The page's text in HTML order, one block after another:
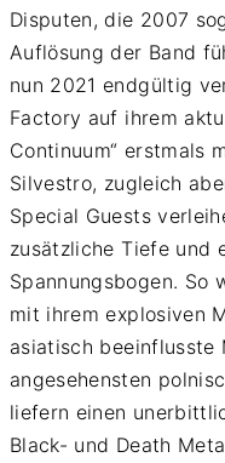
Disputen, die 2007
Auflösung der Band
nun 2021 endgültig
Factory auf ihrem
Continuum“ erstmals
Silvestro, zugleich
Special Guests
zusätzliche Tiefe und
Spannungsbogen. So
mit ihrem explosiven
asiatisch beeinflusste
angesehensten
liefern einen
Black- und Death